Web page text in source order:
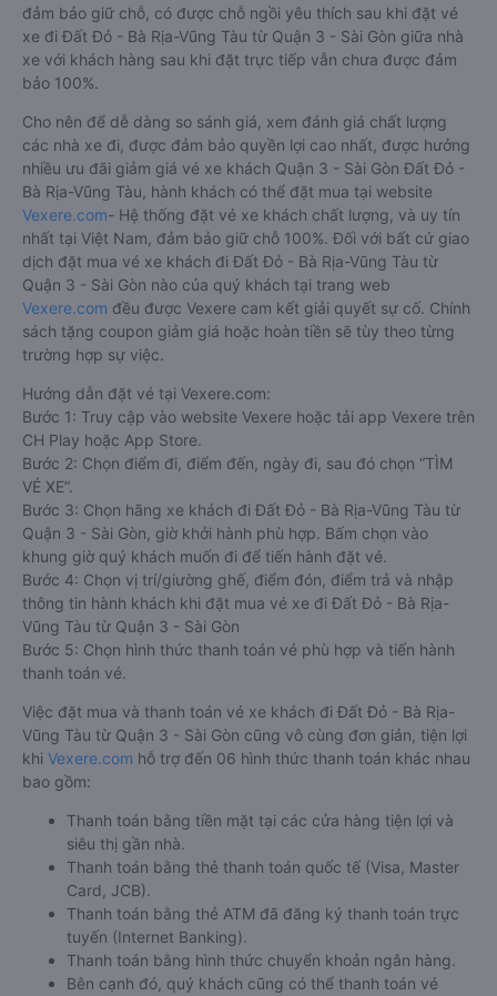
đảm bảo giữ chỗ, có được chỗ ngồi yêu thích sau khi đặt vé
xe đi Đất Đỏ - Bà Rịa-Vũng Tàu từ Quận 3 - Sài Gòn giữa nhà
xe với khách hàng sau khi đặt trực tiếp vẫn chưa được đảm
bảo 100%.
Cho nên để dễ dàng so sánh giá, xem đánh giá chất lượng
các nhà xe đi, được đảm bảo quyền lợi cao nhất, được hưởng
nhiều ưu đãi giảm giá vé xe khách Quận 3 - Sài Gòn Đất Đỏ -
Bà Rịa-Vũng Tàu, hành khách có thể đặt mua tại website
Vexere.com- Hệ thống đặt vé xe khách chất lượng, và uy tín
nhất tại Việt Nam, đảm bảo giữ chỗ 100%. Đối với bất cứ giao
dịch đặt mua vé xe khách đi Đất Đỏ - Bà Rịa-Vũng Tàu từ
Quận 3 - Sài Gòn nào của quý khách tại trang web
Vexere.com đều được Vexere cam kết giải quyết sự cố. Chính
sách tặng coupon giảm giá hoặc hoàn tiền sẽ tùy theo từng
trường hợp sự việc.
Hướng dẫn đặt vé tại Vexere.com:
Bước 1: Truy cập vào website Vexere hoặc tải app Vexere trên
CH Play hoặc App Store.
Bước 2: Chọn điểm đi, điểm đến, ngày đi, sau đó chọn “TÌM
VÉ XE”.
Bước 3: Chọn hãng xe khách đi Đất Đỏ - Bà Rịa-Vũng Tàu từ
Quận 3 - Sài Gòn, giờ khởi hành phù hợp. Bấm chọn vào
khung giờ quý khách muốn đi để tiến hành đặt vé.
Bước 4: Chọn vị trí/giường ghế, điểm đón, điểm trả và nhập
thông tin hành khách khi đặt mua vé xe đi Đất Đỏ - Bà Rịa-
Vũng Tàu từ Quận 3 - Sài Gòn
Bước 5: Chọn hình thức thanh toán vé phù hợp và tiến hành
thanh toán vé.
Việc đặt mua và thanh toán vé xe khách đi Đất Đỏ - Bà Rịa-
Vũng Tàu từ Quận 3 - Sài Gòn cũng vô cùng đơn giản, tiện lợi
khi Vexere.com hỗ trợ đến 06 hình thức thanh toán khác nhau
bao gồm:
Thanh toán bằng tiền mặt tại các cửa hàng tiện lợi và
siêu thị gần nhà.
Thanh toán bằng thẻ thanh toán quốc tế (Visa, Master
Card, JCB).
Thanh toán bằng thẻ ATM đã đăng ký thanh toán trực
tuyến (Internet Banking).
Thanh toán bằng hình thức chuyển khoản ngân hàng.
Bên cạnh đó, quý khách cũng có thể thanh toán vé